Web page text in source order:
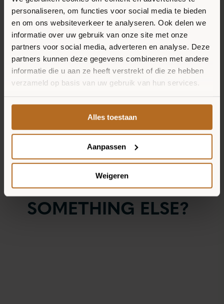
personaliseren, om functies voor social media te bieden
en om ons websiteverkeer te analyseren. Ook delen we
informatie over uw gebruik van onze site met onze
partners voor social media, adverteren en analyse. Deze
partners kunnen deze gegevens combineren met andere
informatie die u aan ze heeft verstrekt of die ze hebben
verzameld op basis van uw gebruik van hun services.
Alles toestaan
Aanpassen
Weigeren
Haal de pizzabodem uit de oven en
bestrijk met het feta en mascarpone
mengsel.
Verdeel vervolgens de griekse salade
over de pizzabodem. Enjoy!
WOULD YOU
RATHER HAVE
SOMETHING ELSE?
VERKOOPPUNTEN
NIEUWS